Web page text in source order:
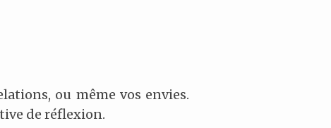
ou même vos envies.
de réflexion.